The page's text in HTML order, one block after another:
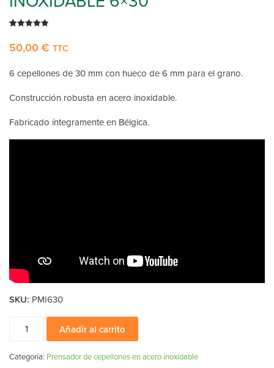
con 5.00de
valoraciones
50,00 € TTC
6 cepellones de 30 mm con hueco de 6 mm para el grano.
Construcción robusta en acero inoxidable.
Fabricado íntegramente en Bélgica.
SKU: PMI630
Prensador
cepellones
Añadir al carrito
Categoría: Prensador de cepellones en acero inoxidable